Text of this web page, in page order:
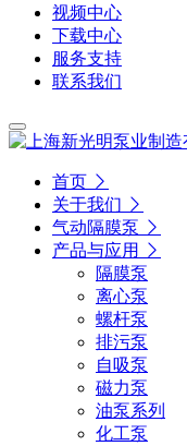
视频中心
下载中心
服务支持
联系我们
首页
关于我们
气动隔膜泵
产品与应用
隔膜泵
离心泵
螺杆泵
排污泵
自吸泵
磁力泵
油泵系列
化工泵